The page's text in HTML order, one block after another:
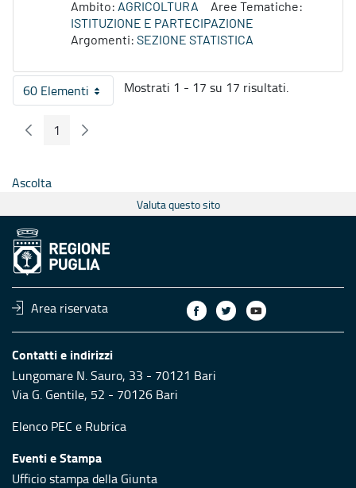
Ambito: AGRICOLTURA
Aree Tematiche:
ISTITUZIONE E PARTECIPAZIONE
Argomenti: SEZIONE STATISTICA
60 ElementiPer pagina
Mostrati 1 - 17 su 17 risultati.
Pagina Precedente
Pagina
1 Pagina Seguente
Ascolta
Valuta questo sito
Area riservata
Contatti e indirizzi
Lungomare N. Sauro, 33 - 70121 Bari
Via G. Gentile, 52 - 70126 Bari
Elenco PEC e Rubrica
Eventi e Stampa
Ufficio stampa della Giunta